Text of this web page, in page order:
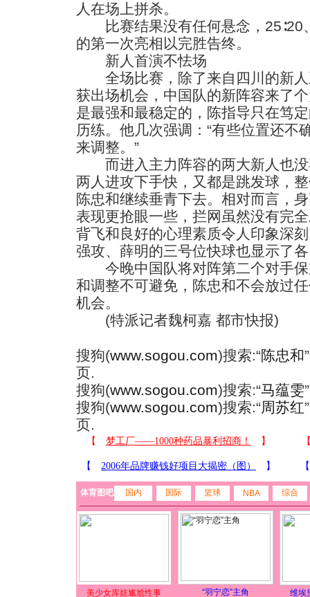
人在场上拼杀。
比赛结果没有任何悬念，25∶20
的第一次亮相以完胜告终。
新人首演不怯场
全场比赛，除了来自四川的新人
获出场机会，中国队的新阵容来了
是最强和最稳定的，陈指导只在笃
历练。他几次强调：“有些位置还不
来调整。”
而进入主力阵容的两大新人也没
两人进攻下手快，又都是跳发球，
陈忠和继续垂青下去。相对而言，
表现更抢眼一些，拦网虽然没有完
背飞和良好的心理素质令人印象深
强攻、薛明的三号位快球也显示了
今晚中国队将对阵第二个对手保
和调整不可避免，陈忠和不会放过
机会。
(特派记者魏柯嘉 都市快报)
搜狗(www.sogou.com)搜索:“陈忠和
页.
搜狗(www.sogou.com)搜索:“马蕴雯
搜狗(www.sogou.com)搜索:“周苏红
页.
体育图吧 国内 国际 篮球 NBA 综合
美少女库娃尴尬性事 “羽宁恋”主角 维埃